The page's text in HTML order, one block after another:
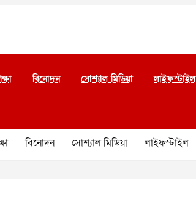
বিনোদন সোশ্যাল মিডিয়া লাইফস্টাইল
বিনোদন সোশ্যাল মিডিয়া লাইফস্টাইল